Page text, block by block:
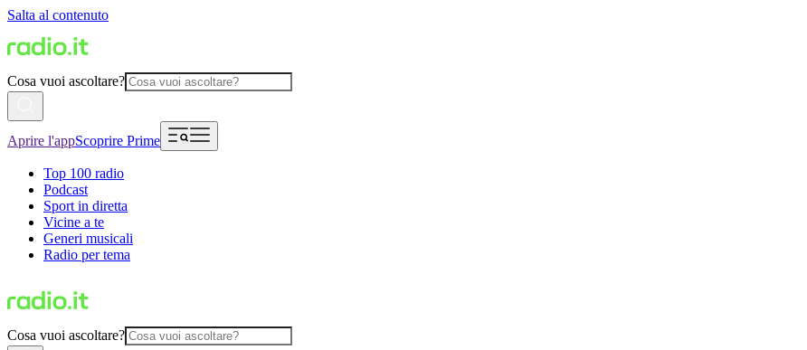
Salta al contenuto
Cosa vuoi ascoltare?
Aprire l'appScoprire Prime
Top 100 radio
Podcast
Sport in diretta
Vicine a te
Generi musicali
Radio per tema
Cosa vuoi ascoltare?